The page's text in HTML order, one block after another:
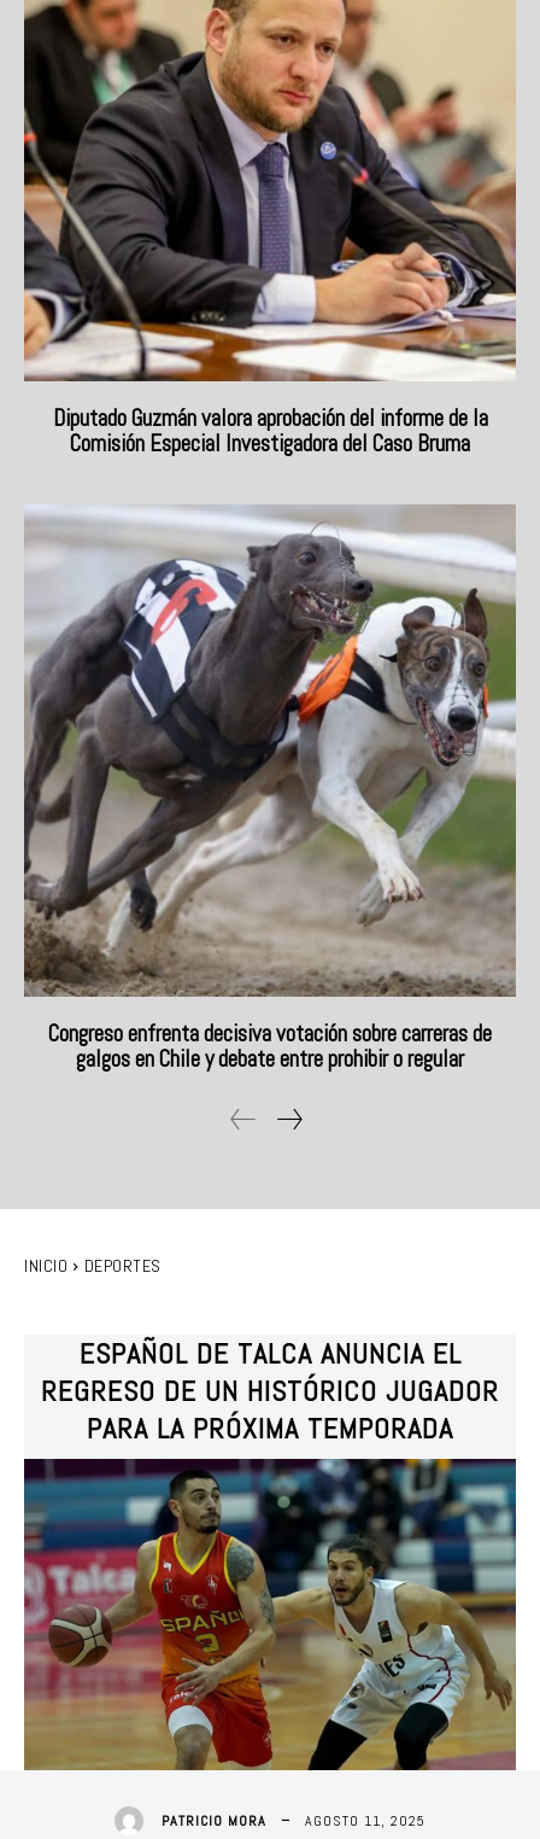
Diputado Guzmán valora aprobación del informe de la
Comisión Especial Investigadora del Caso Bruma
Congreso enfrenta decisiva votación sobre carreras de
galgos en Chile y debate entre prohibir o regular